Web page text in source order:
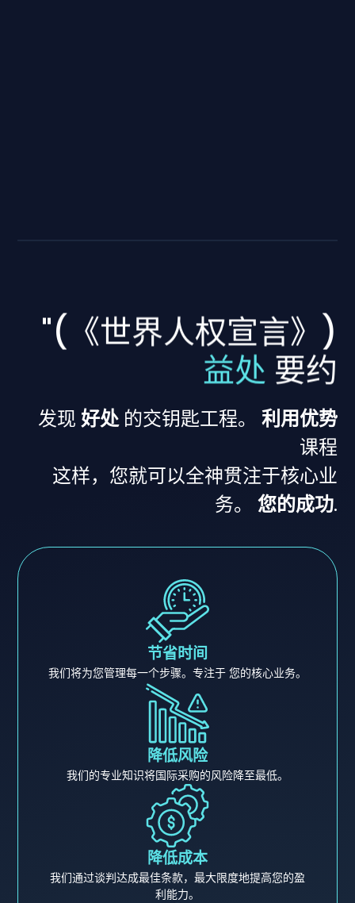
"(《世界人权宣言》)
益处 要约
发现 好处的交钥匙工程。 利用优势
课程
这样，您就可以全神贯注于核心业
务。 您的成功.
节省时间
我们将为您管理每一个步骤。专注于 您的核心业务。
降低风险
我们的专业知识将国际采购的风险降至最低。
降低成本
我们通过谈判达成最佳条款，最大限度地提高您的盈
利能力。